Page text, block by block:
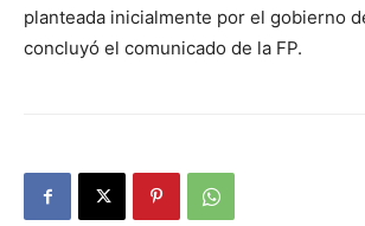
planteada inicialmente por el gobierno
concluyó el comunicado de la FP.